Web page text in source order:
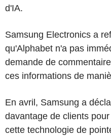
d'IA.
Samsung Electronics a
qu'Alphabet n'a pas
demande de
ces informations de
En avril, Samsung a
davantage de clients
cette technologie de